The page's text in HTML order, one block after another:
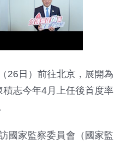
26日）前往北京，展開為
志今年4月上任後首度率
國家監察委員會（國家監